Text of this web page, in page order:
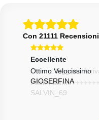
Con 21111
Eccellente
Ottimo Velocissimo
GIOSERFINA